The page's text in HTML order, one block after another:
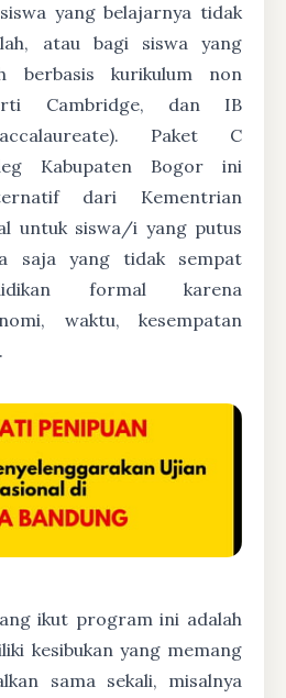
yang belajarnya tidak
atau bagi siswa yang
berbasis kurikulum non
Cambridge, dan IB
Paket C
Kabupaten Bogor ini
dari Kementrian
untuk siswa/i yang putus
saja yang tidak sempat
formal karena
waktu, kesempatan
ikut program ini adalah
kesibukan yang memang
sama sekali, misalnya